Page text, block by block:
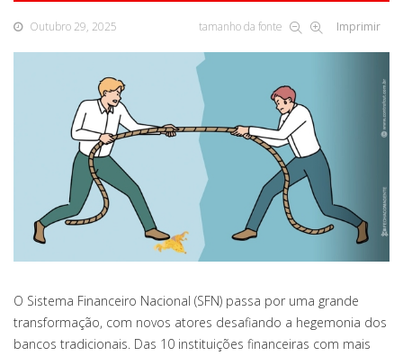
Outubro 29, 2025 tamanho da fonte Imprimir
O Sistema Financeiro Nacional (SFN) passa por uma grande
transformação, com novos atores desafiando a hegemonia dos
bancos tradicionais. Das 10 instituições financeiras com mais